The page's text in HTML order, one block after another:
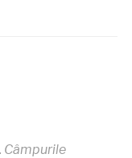
Câmpurile